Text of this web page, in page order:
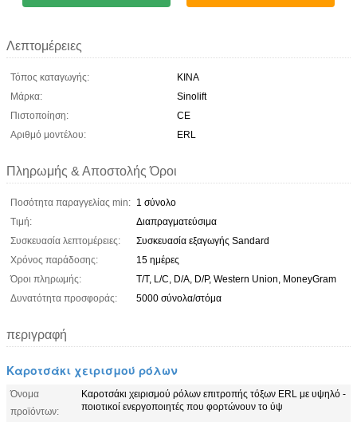
Λεπτομέρειες
Τόπος καταγωγής:
ΚΙΝΑ
Μάρκα:
Sinolift
Πιστοποίηση:
CE
Αριθμό μοντέλου:
ERL
Πληρωμής & Αποστολής Όροι
Ποσότητα παραγγελίας min: 1 σύνολο
Τιμή:
Διαπραγματεύσιμα
Συσκευασία λεπτομέρειες:
Συσκευασία εξαγωγής Sandard
Χρόνος παράδοσης:
15 ημέρες
Όροι πληρωμής:
T/T, L/C, D/A, D/P, Western Union, MoneyGram
Δυνατότητα προσφοράς:
5000 σύνολα/στόμα
περιγραφή
Καροτσάκι χειρισμού ρόλων
Όνομα
προϊόντων:
Καροτσάκι χειρισμού ρόλων επιτροπής τόξων ERL με υψηλό -
ποιοτικοί ενεργοποιητές που φορτώνουν το ύψ